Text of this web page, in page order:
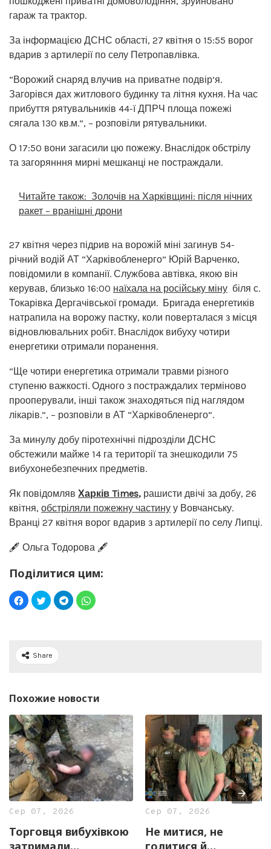
гараж та трактор.
За інформацією ДСНС області, 27 квітня о 15:55 ворог
вдарив з артилерії по селу Петропавлівка.
“Ворожий снаряд влучив на приватне подвір’я.
Загорівся дах житлового будинку та літня кухня. На час
прибуття рятувальників 44-ї ДПРЧ площа пожежі
сягала 130 кв.м.”, – розповіли рятувальники.
О 17:50 вони загасили цю пожежу. Внаслідок обстрілу
та загорянння мирні мешканці не постраждали.
Читайте також: Золочів на Харківщині: після нічних
ракет – вранішні дрони
27 квітня через підрив на ворожій міні загинув 54-
річний водій АТ “Харківобленерго” Юрій Варченко,
повідомили в компанії. Службова автівка, якою він
керував, близько 16:00 наїхала на російську міну біля с.
Токарівка Дергачівської громади. Бригада енергетиків
натрапила на ворожу пастку, коли поверталася з місця
відновлювальних робіт. Внаслідок вибуху чотири
енергетики отримали поранення.
“Ще чотири енергетика отримали травми різного
ступеню важкості. Одного з постраждалих терміново
прооперували, інші також знаходяться під наглядом
лікарів.”, – розповіли в АТ “Харківобленерго”.
За минулу добу піротехнічні підрозділи ДСНС
обстежили майже 14 га території та знешкодили 75
вибухонебезпечних предметів.
Як повідомляв Харків Times, рашисти двічі за добу, 26
квітня, обстріляли пожежну частину у Вовчанську.
Вранці 27 квітня ворог вдарив з артилерії по селу Липці.
🖋️ Ольга Тодорова 🖋️
Поділитися цим:
Share
Похожие новости
Сер 07, 2026
Торговця вибухівкою
затримали
Сер 07, 2026
Не митися, не
голитися й